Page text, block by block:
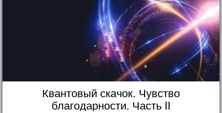
Квантовый скачок. Чувство
благодарности. Часть II